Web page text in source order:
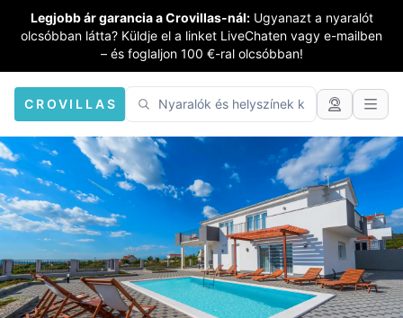
Legjobb ár garancia a Crovillas-nál: Ugyanazt a nyaralót
olcsóbban látta? Küldje el a linket LiveChaten vagy e-mailben
– és foglaljon 100 €-ral olcsóbban!
CROVILLAS